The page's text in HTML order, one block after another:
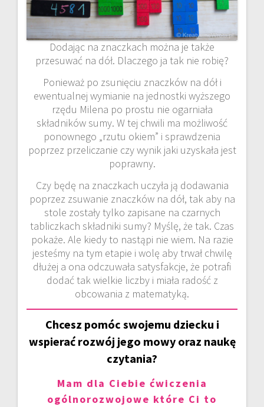
Dodając na znaczkach można je także
przesuwać na dół. Dlaczego ja tak nie robię?
Ponieważ po zsunięciu znaczków na dół i
ewentualnej wymianie na jednostki wyższego
rzędu Milena po prostu nie ogarniała
składników sumy. W tej chwili ma możliwość
ponownego „rzutu okiem” i sprawdzenia
poprzez przeliczanie czy wynik jaki uzyskała jest
poprawny.
Czy będę na znaczkach uczyła ją dodawania
poprzez zsuwanie znaczków na dół, tak aby na
stole zostały tylko zapisane na czarnych
tabliczkach składniki sumy? Myślę, że tak. Czas
pokaże. Ale kiedy to nastąpi nie wiem. Na razie
jesteśmy na tym etapie i wolę aby trwał chwilę
dłużej a ona odczuwała satysfakcje, że potrafi
dodać tak wielkie liczby i miała radość z
obcowania z matematyką.
Chcesz pomóc swojemu dziecku i
wspierać rozwój jego mowy oraz naukę
czytania?
Mam dla Ciebie ćwiczenia
ogólnorozwojowe które Ci to